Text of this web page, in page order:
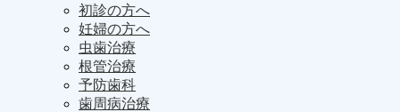
初診の方へ
妊婦の方へ
虫歯治療
根管治療
予防歯科
歯周病治療